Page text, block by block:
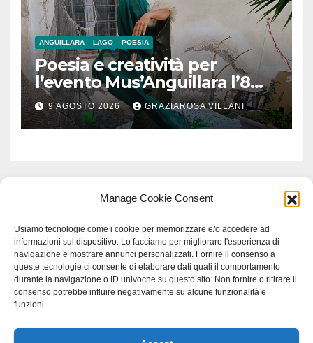
Manage Cookie Consent
Usiamo tecnologie come i cookie per memorizzare e/o accedere ad
informazioni sul dispositivo. Lo facciamo per migliorare l'esperienza di
navigazione e mostrare annunci personalizzati. Fornire il consenso a
queste tecnologie ci consente di elaborare dati quali il comportamento
durante la navigazione o ID univoche su questo sito. Non fornire o ritirare il
consenso potrebbe influire negativamente su alcune funzionalità e
funzioni.
ANGUILLARA LAGO POESIA
Poesia e creatività per
l’evento Mus’Anguillara l’8
agosto 2026 al Museo
Contadino
9 AGOSTO 2026 GRAZIAROSA VILLANI